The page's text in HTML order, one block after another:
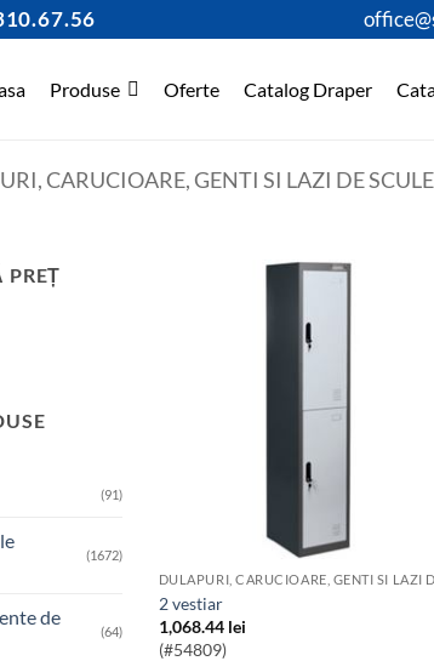
Produse Oferte Catalog Draper
CARUCIOARE, GENTI SI LAZI DE SCULE
PREȚ
(91)
(1672)
de
(64)
2 vestiar
1,068.44 lei
(#54809)